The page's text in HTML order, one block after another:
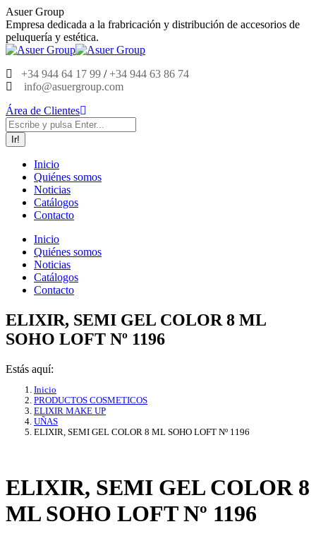
Saltar
al
contenido
Asuer Group
Empresa dedicada a la frabricación y distribución de accesorios de
peluquería y estética.
+34 944 64 17 99 /+34 944 63 86 74
info@asuergroup.com
Área de Clientes
Buscar:
Inicio
Quiénes somos
Noticias
Catálogos
Contacto
Inicio
Quiénes somos
Noticias
Catálogos
Contacto
ELIXIR, SEMI GEL COLOR 8 ML
SOHO LOFT Nº 1196
Estás aquí:
Inicio
PRODUCTOS COSMETICOS
ELIXIR MAKE UP
UÑAS
ELIXIR, SEMI GEL COLOR 8 ML SOHO LOFT Nº 1196
ELIXIR, SEMI GEL COLOR 8
ML SOHO LOFT Nº 1196